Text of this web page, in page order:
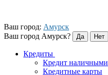
Ваш город: Амурск
Ваш город Амурск?
Кредиты
Кредит наличными
Кредитные карты